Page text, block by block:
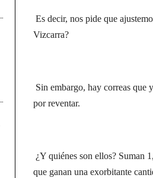
Es decir, nos pide que
Vizcarra?
Sin embargo, hay correas que
por reventar.
¿Y quiénes son ellos? Suman
que ganan una exorbitante